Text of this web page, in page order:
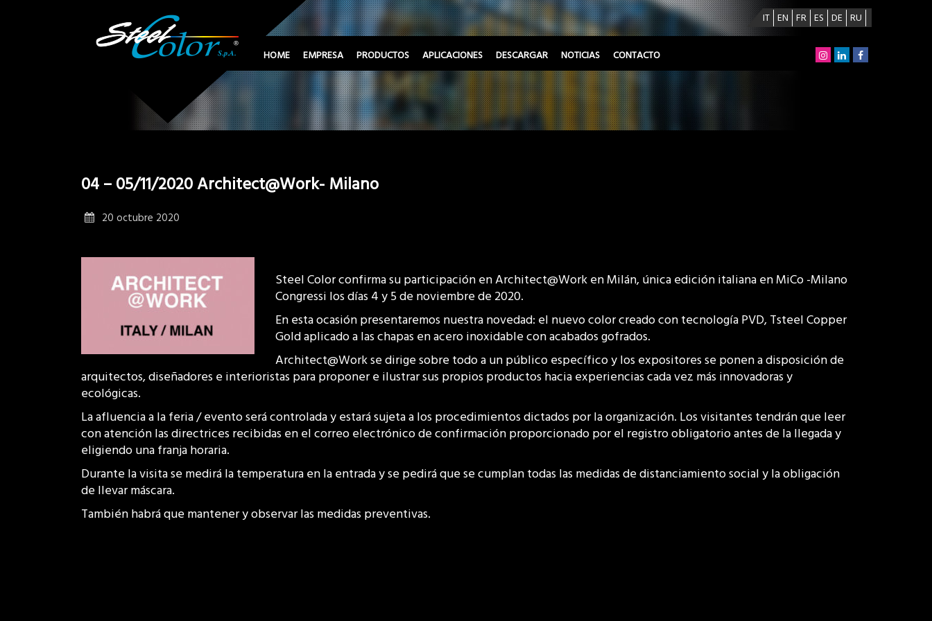
IT EN FR ES DE RU
HOME EMPRESA PRODUCTOS APLICACIONES DESCARGAR NOTICIAS CONTACTO
04 – 05/11/2020 Architect@Work- Milano
20 octubre 2020
Steel Color confirma su participación en Architect@Work en Milán, única edición italiana en MiCo -Milano
Congressi los días 4 y 5 de noviembre de 2020.
En esta ocasión presentaremos nuestra novedad: el nuevo color creado con tecnología PVD, Tsteel Copper
Gold aplicado a las chapas en acero inoxidable con acabados gofrados.
Architect@Work se dirige sobre todo a un público específico y los expositores se ponen a disposición de
arquitectos, diseñadores e interioristas para proponer e ilustrar sus propios productos hacia experiencias cada vez más innovadoras y
ecológicas.
La afluencia a la feria / evento será controlada y estará sujeta a los procedimientos dictados por la organización. Los visitantes tendrán que leer
con atención las directrices recibidas en el correo electrónico de confirmación proporcionado por el registro obligatorio antes de la llegada y
eligiendo una franja horaria.
Durante la visita se medirá la temperatura en la entrada y se pedirá que se cumplan todas las medidas de distanciamiento social y la obligación
de llevar máscara.
También habrá que mantener y observar las medidas preventivas.